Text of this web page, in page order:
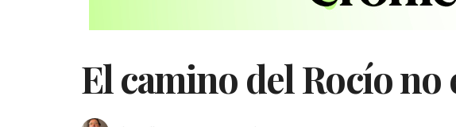
El camino del Rocío no